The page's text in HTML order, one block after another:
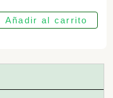
Añadir al carrito